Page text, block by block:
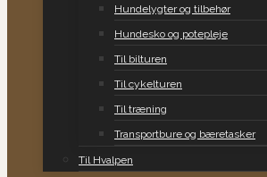
Hundelygter og tilbehør
Hundesko og potepleje
Til bilturen
Til cykelturen
Til træning
Transportbure og bæretasker
Til Hvalpen